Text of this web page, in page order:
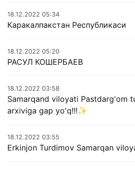
18.12.2022 05:34
Каракалпакстан Республикаси
18.12.2022 05:20
РАСУЛ КОШЕРБАЕВ
18.12.2022 03:58
Samarqand viloyati Pastdarg'om
arxiviga gap yo'q!!!✨️
18.12.2022 03:55
Erkinjon Turdimov Samarqan